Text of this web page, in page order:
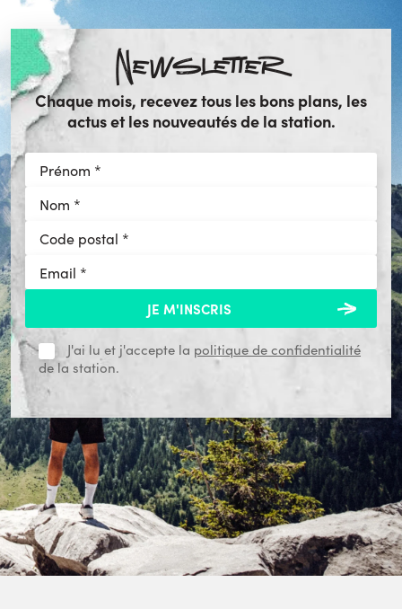
Newsletter
Chaque mois, recevez tous les bons plans, les
actus et les nouveautés de la station.
J'ai lu et j'accepte la politique de confidentialité
de la station.